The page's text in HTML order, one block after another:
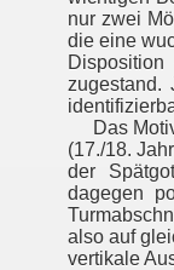
nur zwei
die eine
zugestand.
Das
(17./18.
der
dagegen
also auf
vertikale